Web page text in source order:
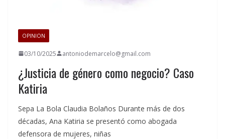
OPINION
03/10/2025 antoniodemarcelo@gmail.com
¿Justicia de género como negocio? Caso
Katiria
Sepa La Bola Claudia Bolaños Durante más de dos
décadas, Ana Katiria se presentó como abogada
defensora de mujeres, niñas